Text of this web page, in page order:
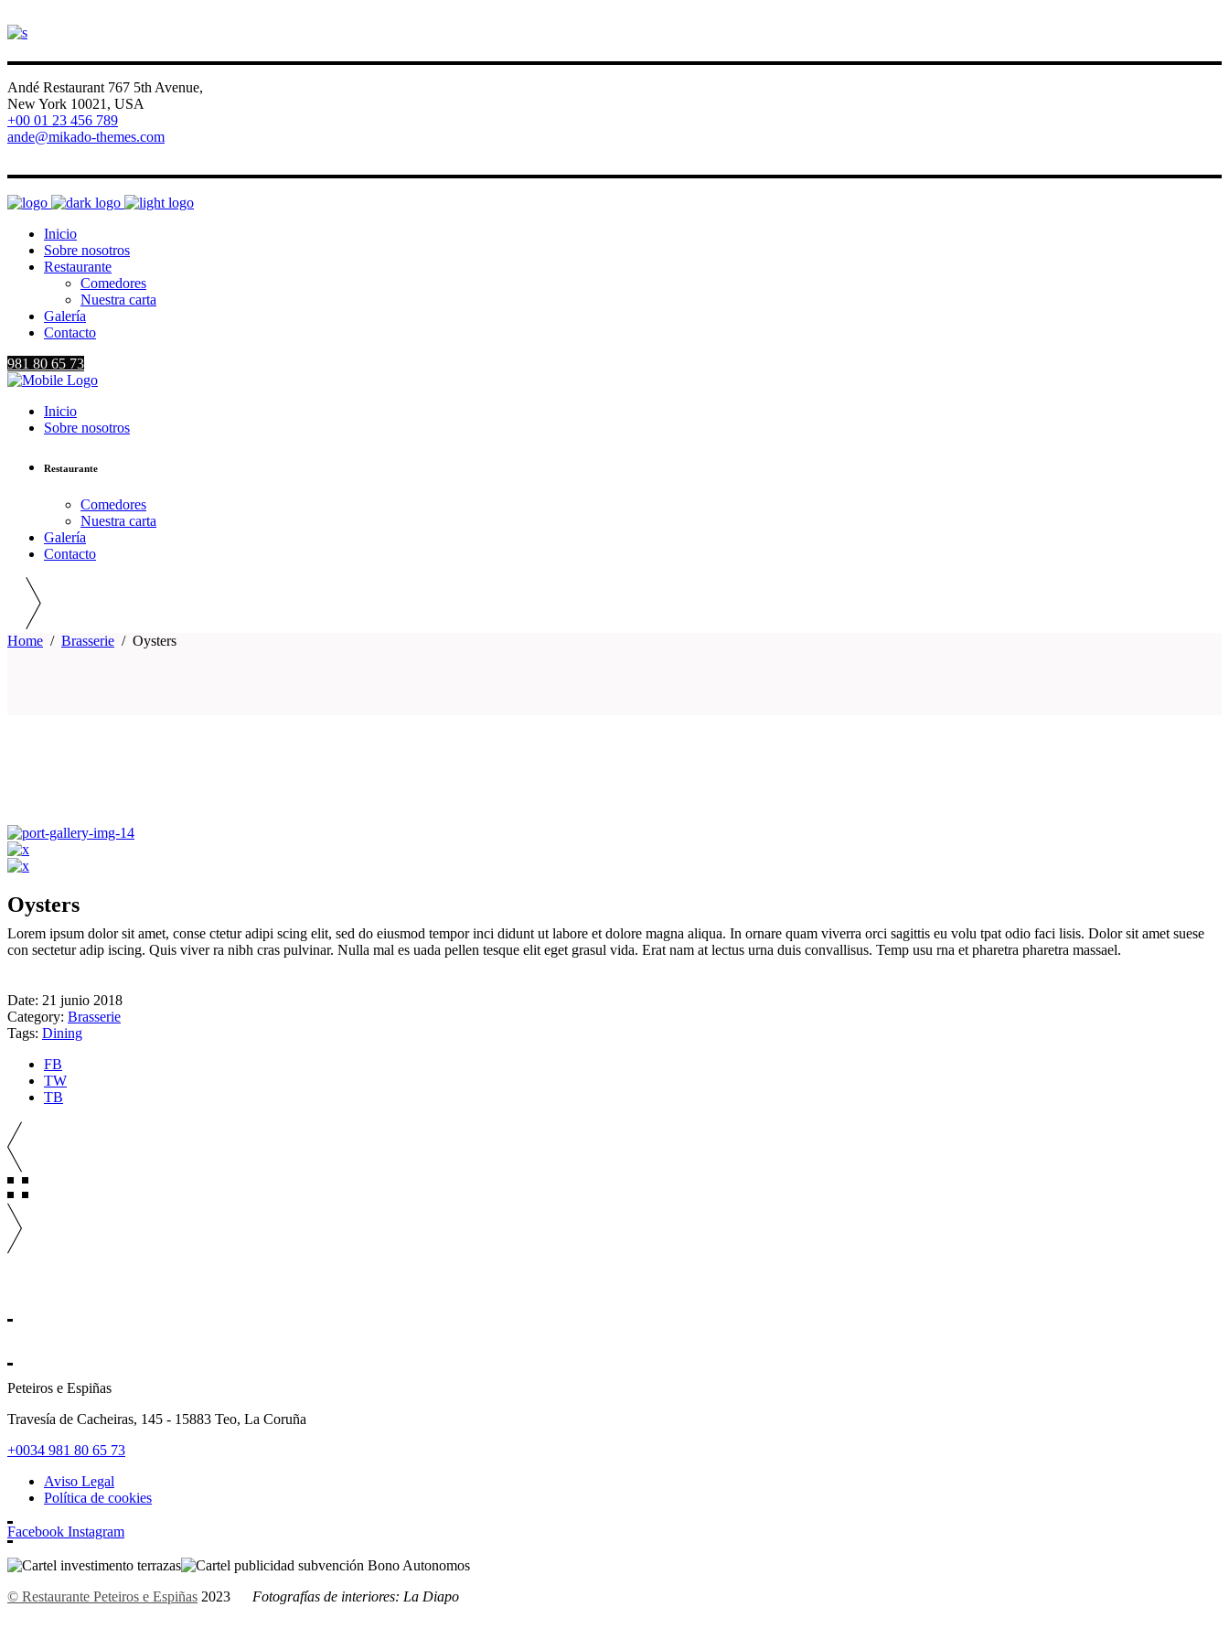
Andé Restaurant 767 5th Avenue,
New York 10021, USA
+00 01 23 456 789
ande@mikado-themes.com
Inicio
Sobre nosotros
Restaurante
Comedores
Nuestra carta
Galería
Contacto
981 80 65 73
Inicio
Sobre nosotros
Restaurante
Comedores
Nuestra carta
Galería
Contacto
Home / Brasserie / Oysters
Oysters
Lorem ipsum dolor sit amet, conse ctetur adipi scing elit, sed do eiusmod tempor inci didunt ut labore et dolore magna aliqua. In ornare quam viverra orci sagittis eu volu tpat odio faci lisis. Dolor sit amet suese
con sectetur adip iscing. Quis viver ra nibh cras pulvinar. Nulla mal es uada pellen tesque elit eget grasul vida. Erat nam at lectus urna duis convallisus. Temp usu rna et pharetra pharetra massael.
Date: 21 junio 2018
Category: Brasserie
Tags: Dining
FB
TW
TB
Peteiros e Espiñas
Travesía de Cacheiras, 145 - 15883 Teo, La Coruña
+0034 981 80 65 73
Aviso Legal
Política de cookies
Facebook Instagram
© Restaurante Peteiros e Espiñas 2023 Fotografías de interiores: La Diapo